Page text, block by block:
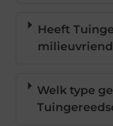
Heeft
Welk type